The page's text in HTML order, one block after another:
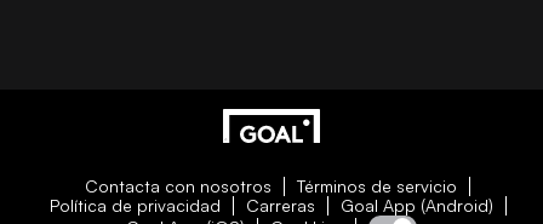
Contacta con nosotros
Términos de servicio
Política de privacidad
Carreras
Goal App (Android)